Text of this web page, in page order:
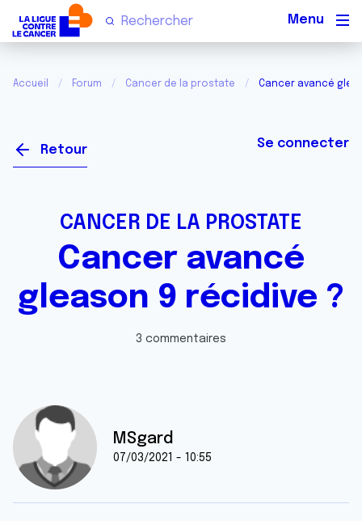
Accueil Forum Cancer de la prostate Cancer avancé
Retour Se connecter
CANCER DE LA PROSTATE
Cancer avancé
gleason 9 récidive ?
3 commentaires
MSgard
07/03/2021 - 10:55